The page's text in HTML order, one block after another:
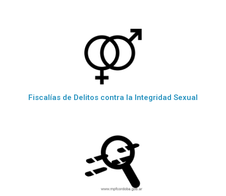
Fiscalías de Delitos contra la Integridad Sexual